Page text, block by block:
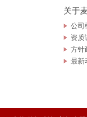
年度拓展训练及
麦格科技产业园
2018年会庆典暨
关于
公司
资质
方针
最新